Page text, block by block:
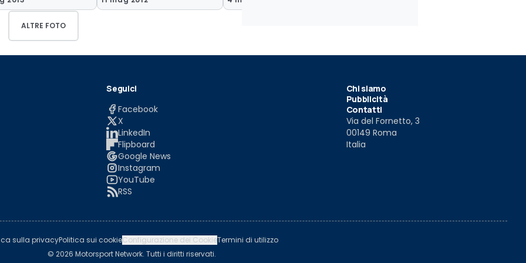
ALTRE FOTO
Seguici
Facebook
X
LinkedIn
Flipboard
Google News
Instagram
YouTube
RSS
Chi siamo
Pubblicità
Contatti
Via del Fornetto, 3
00149 Roma
Italia
sulla privacyPolitica sui cookieConfigurazione dei CookieTermini di utilizzo
© 2026 Motorsport Network. Tutti i diritti riservati.